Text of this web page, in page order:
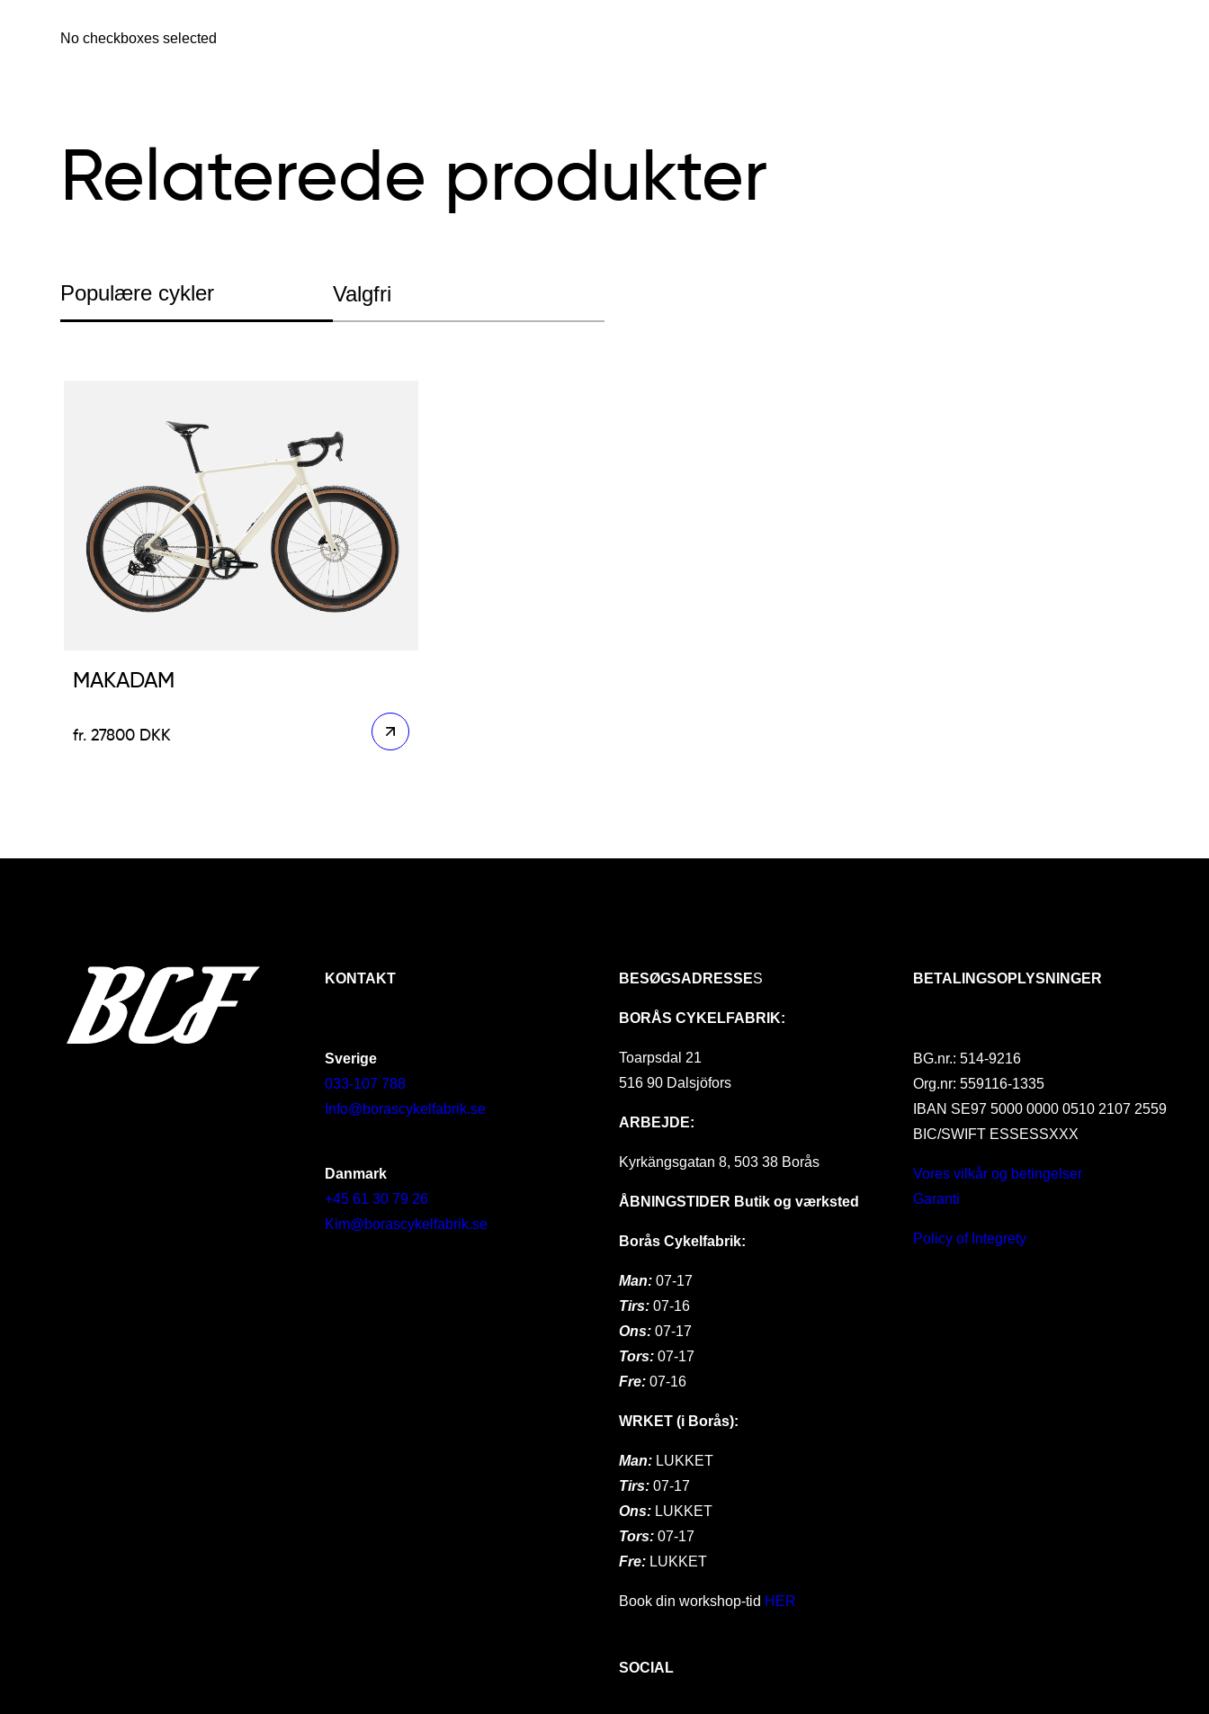
No checkboxes selected
Relaterede produkter
Populære cykler Valgfri
MAKADAM
27800 DKK
KONTAKT
Sverige
033-107 788
Info@borascykelfabrik.se
Danmark
+45 61 30 79 26
Kim@borascykelfabrik.se
BESØGSADRESSES
BORÅS CYKELFABRIK:
Toarpsdal 21
516 90 Dalsjöfors
ARBEJDE:
Kyrkängsgatan 8, 503 38 Borås
ÅBNINGSTIDER Butik og værksted
Borås Cykelfabrik:
Man: 07-17
Tirs: 07-16
Ons:07-17
Tors: 07-17
Fre: 07-16
WRKET (i Borås):
Man: LUKKET
Tirs: 07-17
Ons:LUKKET
Tors: 07-17
Fre: LUKKET
Book din workshop-tid HER
SOCIAL
BETALINGSOPLYSNINGER
BG.nr.: 514-9216
Org.nr: 559116-1335
IBAN SE97 5000 0000 0510 2107 2559
BIC/SWIFT ESSESSXXX
Vores vilkår og betingelser
Garanti
Policy of Integrety